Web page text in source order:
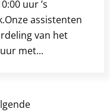
uur ’s
assistenten
van het
met...